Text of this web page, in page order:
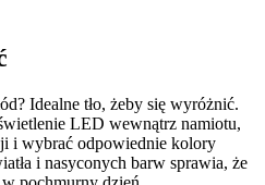
Idealne tło, żeby się wyróżnić.
LED wewnątrz namiotu,
i wybrać odpowiednie kolory
i nasyconych barw sprawia, że